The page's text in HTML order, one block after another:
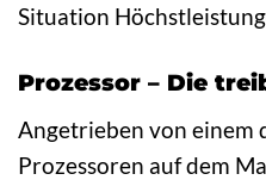
Situation
Prozessor – Die
Angetrieben von einem
Prozessoren auf dem